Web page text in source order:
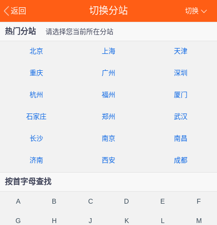
返回 切换
切换分站
热门分站 请选择您当前所在分站
北京 上海 天津
重庆 广州 深圳
杭州 福州 厦门
石家庄 郑州 武汉
长沙 南京 南昌
济南 西安 成都
按首字母查找
A B C D E F
G H J K L M